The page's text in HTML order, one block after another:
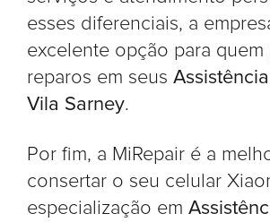
esses diferenciais, a
excelente opção para quem
reparos em seus
Vila Sarney.
Por fim, a MiRepair é a
consertar o seu celular
especialização em